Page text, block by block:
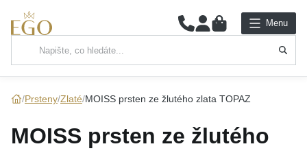
0 Menu
Hlavní kategorie
Prsteny Zlaté MOISS prsten ze žlutého zlata TOPAZ
MOISS prsten ze žlutého